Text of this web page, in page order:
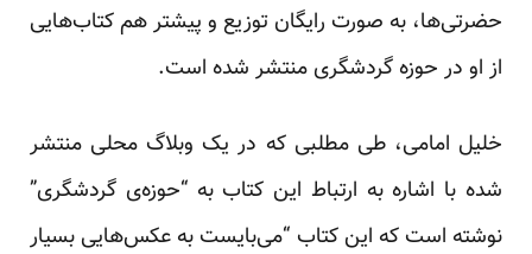
حضرتی‌ها، به صورت رایگان توزیع و پیشتر هم کتاب‌هایی
از او در حوزه گردشگری منتشر شده است.
خلیل امامی، طی مطلبی که در یک وبلاگ محلی منتشر
شده با اشاره به ارتباط این کتاب به “حوزه‌ی گردشگری”
نوشته است که این کتاب “می‌بایست به عکس‌هایی بسیار